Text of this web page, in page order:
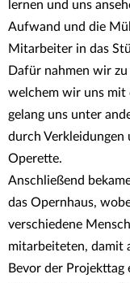
lernen und uns
Aufwand und die
Mitarbeiter in das
Dafür nahmen wir
welchem wir uns mit
gelang uns unter
durch Verkleidungen
Operette.
Anschließend
das Opernhaus,
verschiedene
mitarbeiteten, damit
Bevor der